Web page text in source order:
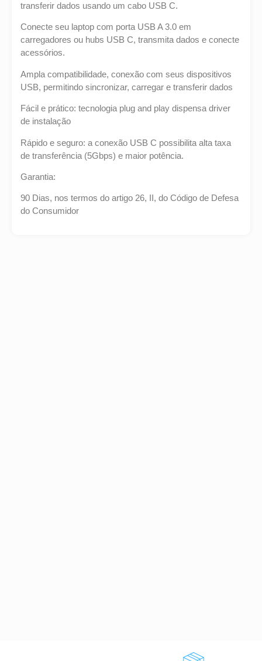
transferir dados usando um cabo USB C.
Conecte seu laptop com porta USB A 3.0 em
carregadores ou hubs USB C, transmita dados e conecte
acessórios.
Ampla compatibilidade, conexão com seus dispositivos
USB, permitindo sincronizar, carregar e transferir dados
Fácil e prático: tecnologia plug and play dispensa driver
de instalação
Rápido e seguro: a conexão USB C possibilita alta taxa
de transferência (5Gbps) e maior potência.
Garantia:
90 Dias, nos termos do artigo 26, II, do Código de Defesa
do Consumidor